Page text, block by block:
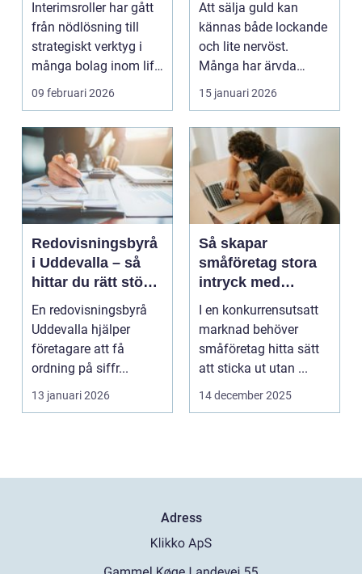
Interimsroller har gått
från nödlösning till
strategiskt verktyg i
många bolag inom life
science. Nä...
09 februari 2026
Att sälja guld kan
kännas både lockande
och lite nervöst.
Många har ärvda
smycken, gamla
släktklenod...
15 januari 2026
Redovisningsbyrå
i Uddevalla – så
hittar du rätt stöd
för företagets
ekonomi
En redovisningsbyrå
Uddevalla hjälper
företagare att få
ordning på siffr...
13 januari 2026
Så skapar
småföretag stora
intryck med
kreativ
marknadsföring
I en konkurrensutsatt
marknad behöver
småföretag hitta sätt
att sticka ut utan ...
14 december 2025
Adress